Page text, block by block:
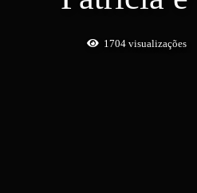
1704 visualizações